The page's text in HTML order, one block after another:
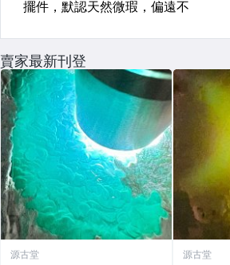
賣家最新刊登
源古堂 源古堂